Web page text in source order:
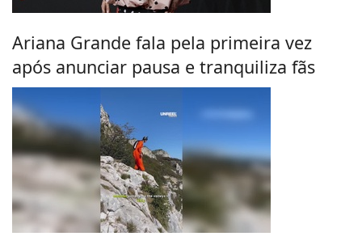
Ariana Grande fala pela primeira vez
após anunciar pausa e tranquiliza fãs